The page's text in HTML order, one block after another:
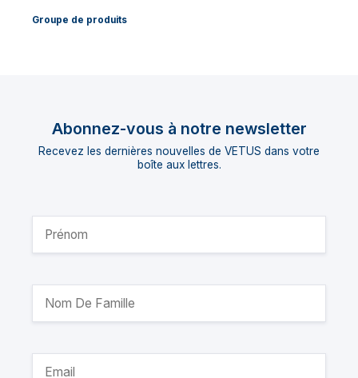
Groupe de produits
Abonnez-vous à notre newsletter
Recevez les dernières nouvelles de VETUS dans votre
boîte aux lettres.